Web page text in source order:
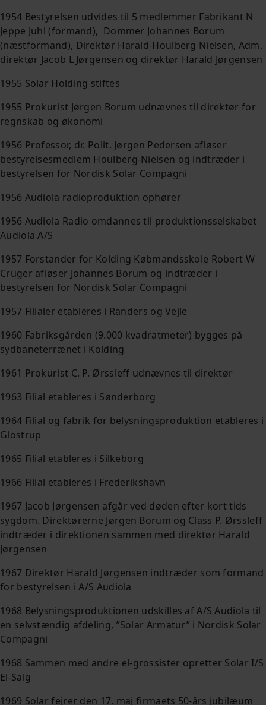
1954 Bestyrelsen udvides til 5 medlemmer Fabrikant N
Jeppe Juhl (formand), Dommer Johannes Borum
(næstformand), Direktør Harald-Houlberg Nielsen, Adm.
direktør Jacob L Jørgensen og direktør Harald Jørgensen
1955 Solar Holding stiftes
1955 Prokurist Jørgen Borum udnævnes til direktør for
regnskab og økonomi
1956 Professor, dr. Polit. Jørgen Pedersen afløser
bestyrelsesmedlem Houlberg-Nielsen og indtræder i
bestyrelsen for Nordisk Solar Compagni
1956 Audiola radioproduktion ophører
1956 Audiola Radio omdannes til produktionsselskabet
Audiola A/S
1957 Forstander for Kolding Købmandsskole Robert W
Crüger afløser Johannes Borum og indtræder i
bestyrelsen for Nordisk Solar Compagni
1957 Filialer etableres i Randers og Vejle
1960 Fabriksgården (9.000 kvadratmeter) bygges på
sydbaneterrænet i Kolding
1961 Prokurist C. P. Ørssleff udnævnes til direktør
1963 Filial etableres i Sønderborg
1964 Filial og fabrik for belysningsproduktion etableres i
Glostrup
1965 Filial etableres i Silkeborg
1966 Filial etableres i Frederikshavn
1967 Jacob Jørgensen afgår ved døden efter kort tids
sygdom. Direktørerne Jørgen Borum og Class P. Ørssleff
indtræder i direktionen sammen med direktør Harald
Jørgensen
1967 Direktør Harald Jørgensen indtræder som formand
for bestyrelsen i A/S Audiola
1968 Belysningsproduktionen udskilles af A/S Audiola til
en selvstændig afdeling, ”Solar Armatur” i Nordisk Solar
Compagni
1968 Sammen med andre el-grossister opretter Solar I/S
El-Salg
1969 Solar fejrer den 17. maj firmaets 50-års jubilæum